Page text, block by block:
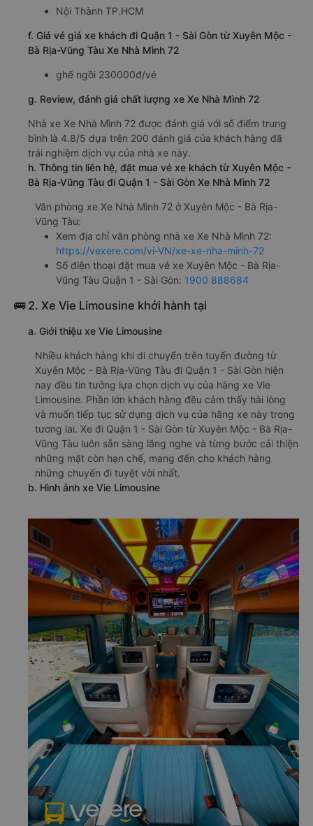
Nội Thành TP.HCM
f. Giá vé giá xe khách đi Quận 1 - Sài Gòn từ Xuyên Mộc -
Bà Rịa-Vũng Tàu Xe Nhà Mình 72
ghế ngồi 230000đ/vé
g. Review, đánh giá chất lượng xe Xe Nhà Mình 72
Nhà xe Xe Nhà Mình 72 được đánh giá với số điểm trung
bình là 4.8/5 dựa trên 200 đánh giá của khách hàng đã
trải nghiệm dịch vụ của nhà xe này.
h. Thông tin liên hệ, đặt mua vé xe khách từ Xuyên Mộc -
Bà Rịa-Vũng Tàu đi Quận 1 - Sài Gòn Xe Nhà Mình 72
Văn phòng xe Xe Nhà Mình 72 ở Xuyên Mộc - Bà Rịa-
Vũng Tàu:
Xem địa chỉ văn phòng nhà xe Xe Nhà Mình 72:
https://vexere.com/vi-VN/xe-xe-nha-minh-72
Số điện thoại đặt mua vé xe Xuyên Mộc - Bà Rịa-
Vũng Tàu Quận 1 - Sài Gòn: 1900 888684
🚌 2. Xe Vie Limousine khởi hành tại
a. Giới thiệu xe Vie Limousine
Nhiều khách hàng khi di chuyển trên tuyến đường từ
Xuyên Mộc - Bà Rịa-Vũng Tàu đi Quận 1 - Sài Gòn hiện
nay đều tin tưởng lựa chọn dịch vụ của hãng xe Vie
Limousine. Phần lớn khách hàng đều cảm thấy hài lòng
và muốn tiếp tục sử dụng dịch vụ của hãng xe này trong
tương lai. Xe đi Quận 1 - Sài Gòn từ Xuyên Mộc - Bà Rịa-
Vũng Tàu luôn sẵn sàng lắng nghe và từng bước cải thiện
những mặt còn hạn chế, mang đến cho khách hàng
những chuyến đi tuyệt vời nhất.
b. Hình ảnh xe Vie Limousine